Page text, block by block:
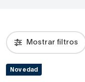
Mostrar filtros
Novedad